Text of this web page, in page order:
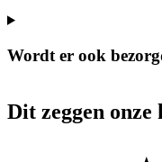
Wordt er ook
Dit zeggen onze